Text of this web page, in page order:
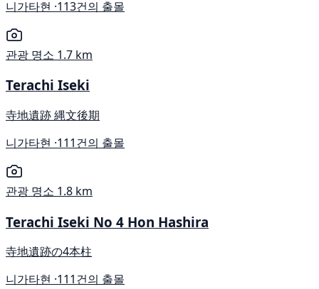
니가타현 ·113건의 출몰
관광 명소 1.7 km
Terachi Iseki
寺地遺跡 縄文後期
니가타현 ·111건의 출몰
관광 명소 1.8 km
Terachi Iseki No 4 Hon Hashira
寺地遺跡の4本柱
니가타현 ·111건의 출몰